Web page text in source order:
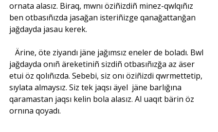
ornata alasız. Biraq, mwnı öziñizdiñ minez-qwlqıñız
ben otbasıñızda jasağan isteriñizge qanağattanğan
jağdayda jasau kerek.
Ärine, öte ziyandı jäne jağımsız eneler de boladı. Bwl
jağdayda onıñ äreketiniñ sizdiñ otbasıñızğa az äser
etui öz qolıñızda. Sebebi, siz onı öziñizdi qwrmettetip,
sıylata almaysız. Siz tek jaqsı äyel jäne barlığına
qaramastan jaqsı kelin bola alasız. Al uaqıt bärin öz
ornına qoyadı.